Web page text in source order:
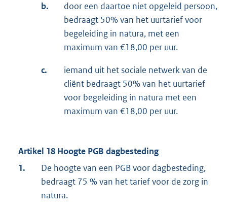
b.
door een daartoe niet opgeleid persoon,
bedraagt 50% van het uurtarief voor
begeleiding in natura, met een
maximum van €18,00 per uur.
c.
iemand uit het sociale netwerk van de
cliënt bedraagt 50% van het uurtarief
voor begeleiding in natura met een
maximum van €18,00 per uur.
Artikel 18 Hoogte PGB dagbesteding
1.
De hoogte van een PGB voor dagbesteding,
bedraagt 75 % van het tarief voor de zorg in
natura.